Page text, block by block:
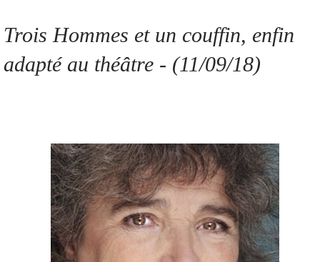
Kiosque
Se connecter
Trois Hommes et un couffin, enfin
adapté au théâtre - (11/09/18)